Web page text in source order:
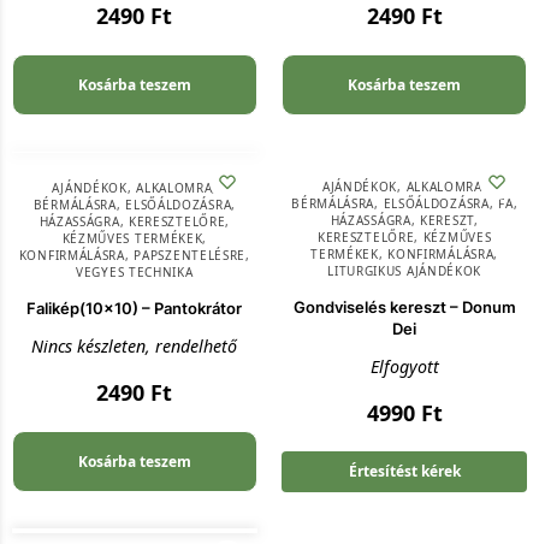
2490 Ft
Kosárba teszem
2490 Ft
Kosárba teszem
AJÁNDÉKOK,ALKALOMRA,
BÉRMÁLÁSRA, ELSŐÁLDOZÁSRA,
HÁZASSÁGRA, KERESZTELŐRE,
KÉZMŰVES TERMÉKEK,
KONFIRMÁLÁSRA, PAPSZENTELÉSRE,
VEGYES TECHNIKA
Falikép(10×10) – Pantokrátor
Nincs készleten, rendelhető
2490 Ft
Kosárba teszem
AJÁNDÉKOK, ALKALOMRA
BÉRMÁLÁSRA, ELSŐÁLDOZÁSRA, FA,
HÁZASSÁGRA, KERESZT,
KERESZTELŐRE, KÉZMŰVES
TERMÉKEK, KONFIRMÁLÁSRA,
LITURGIKUS AJÁNDÉKOK
Gondviselés kereszt – Donum
Dei
Elfogyott
4990 Ft
Értesítést kérek